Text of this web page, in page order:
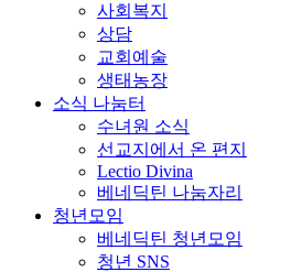
사회복지
상담
교회예술
생태농장
소식 나눔터
수녀원 소식
선교지에서 온 편지
Lectio Divina
베네딕틴 나눔자리
청년모임
베네딕틴 청년모임
청년 SNS